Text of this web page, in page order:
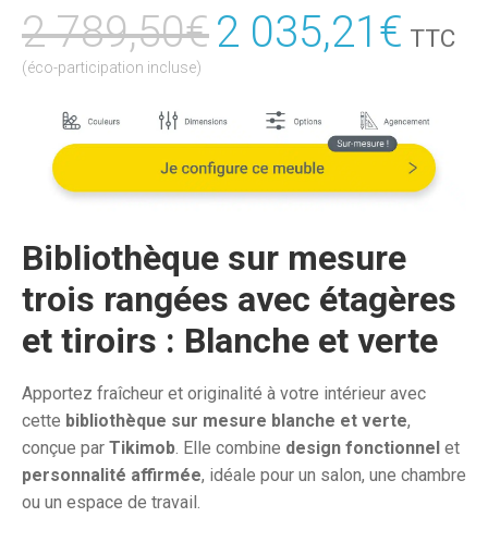
2 789,50€Le
initial
était :
2
789,50€.
2 035,21€Le
est :
2
TTC
(éco-participation incluse)
Bibliothèque sur mesure
trois rangées avec étagères
et tiroirs : Blanche et verte
Apportez fraîcheur et originalité à votre intérieur avec
cette bibliothèque sur mesure blanche et verte,
conçue par Tikimob. Elle combine design fonctionnel et
personnalité affirmée, idéale pour un salon, une chambre
ou un espace de travail.